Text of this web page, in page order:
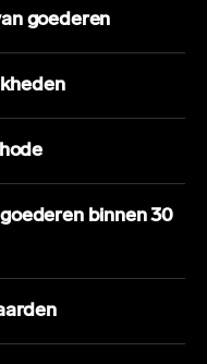
goederen
binnen 30